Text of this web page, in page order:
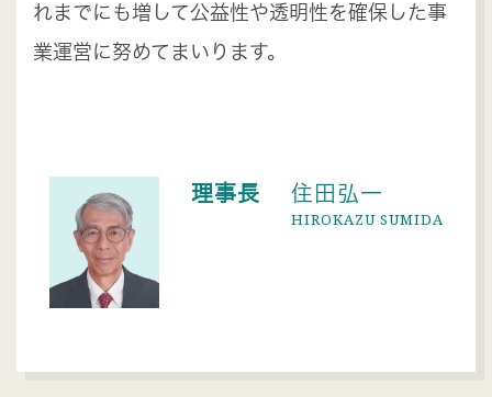
れまでにも増して公益性や透明性を確保した事
業運営に努めてまいります。
理事長 住田弘一
HIROKAZU SUMIDA